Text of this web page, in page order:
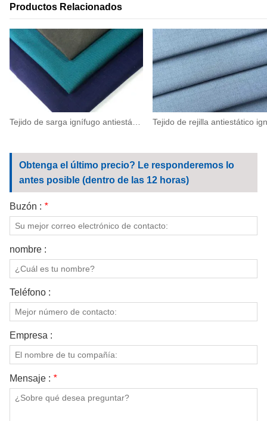
Productos Relacionados
Obtenga el último precio? Le responderemos lo
antes posible (dentro de las 12 horas)
Buzón : *
nombre :
Teléfono :
Empresa :
Mensaje : *